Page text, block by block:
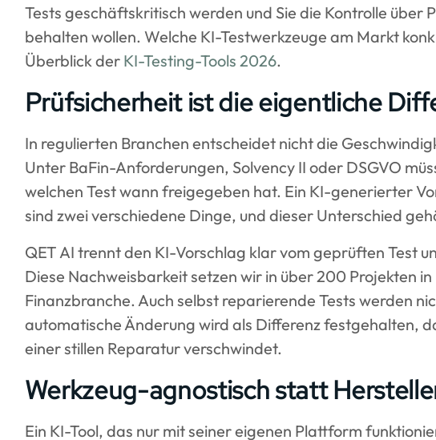
Tests geschäftskritisch werden und Sie die Kontrolle über
behalten wollen. Welche KI-Testwerkzeuge am Markt
Überblick der KI-Testing-Tools 2026.
Prüfsicherheit ist die eigentliche
In regulierten Branchen entscheidet nicht die
Unter BaFin-Anforderungen, Solvency II oder DSGVO
welchen Test wann freigegeben hat. Ein KI-generierter
sind zwei verschiedene Dinge, und dieser Unterschied
QET AI trennt den KI-Vorschlag klar vom geprüften Test
Diese Nachweisbarkeit setzen wir in über 200 Projekten
Finanzbranche. Auch selbst reparierende Tests werden
automatische Änderung wird als Differenz festgehalten,
einer stillen Reparatur verschwindet.
Werkzeug-agnostisch statt
Ein KI-Tool, das nur mit seiner eigenen Plattform